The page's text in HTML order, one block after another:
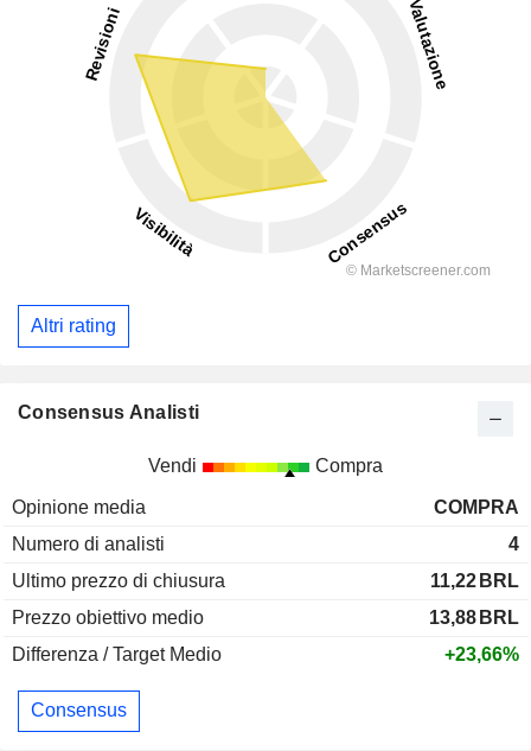
Altri rating
Consensus Analisti
Vendi Compra
Opinione media
COMPRA
Numero di analisti
4
Ultimo prezzo di chiusura
11,22 BRL
Prezzo obiettivo medio
13,88 BRL
Differenza / Target Medio
+23,66%
Consensus